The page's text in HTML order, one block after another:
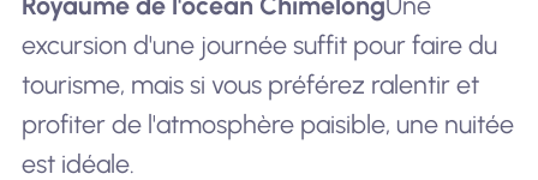
excursion d'une journée suffit pour faire du
tourisme, mais si vous préférez ralentir et
profiter de l'atmosphère paisible, une nuitée
est idéale.